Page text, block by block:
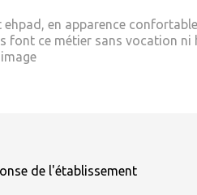
ehpad, en apparence
font ce métier sans vocation ni
de l'établissement